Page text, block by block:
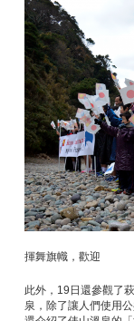
揮舞旗幟，歡迎
此外，19日還參觀了
泉，除了讓人們使用